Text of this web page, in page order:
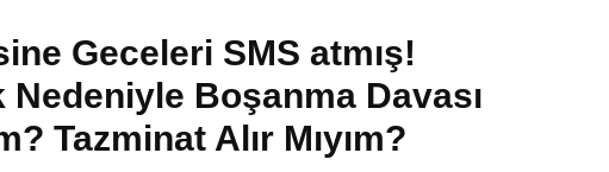
Geceleri SMS atmış!
Boşanma Davası
Tazminat Alır Mıyım?